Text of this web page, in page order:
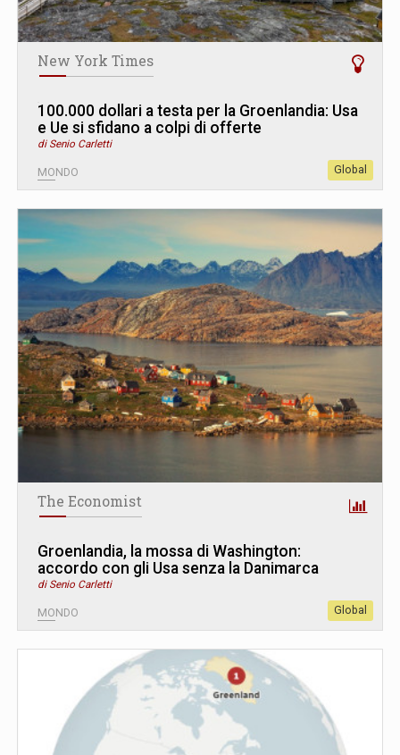
New York Times
100.000 dollari a testa per la Groenlandia: Usa
e Ue si sfidano a colpi di offerte
di Senio Carletti
MONDO Global
The Economist
Groenlandia, la mossa di Washington:
accordo con gli Usa senza la Danimarca
di Senio Carletti
MONDO Global